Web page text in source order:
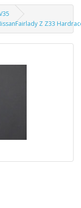
Z Z33